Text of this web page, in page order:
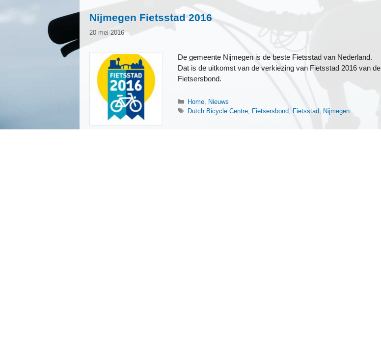
Nijmegen Fietsstad 2016
20 mei 2016
De gemeente Nijmegen is de beste Fietsstad van Nederland.
Dat is de uitkomst van de verkiezing van Fietsstad 2016 van de
Fietsersbond.
Categorieën
Home
Nieuws
Tags
Dutch Bicycle Centre Fietsersbond Fietsstad Nijmegen